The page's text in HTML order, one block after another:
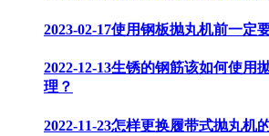
2023-02-17使用钢板抛丸机前一定
2022-12-13生锈的钢筋该如何使用
理？
2022-11-23怎样更换履带式抛丸机